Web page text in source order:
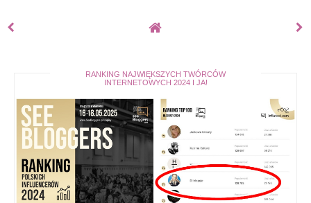
RANKING NAJWIĘKSZYCH TWÓRCÓW
INTERNETOWYCH 2024 I JA!